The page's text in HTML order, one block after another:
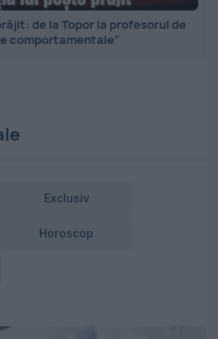
de la Topor la profesorul de
comportamentale”
Exclusiv
Horoscop